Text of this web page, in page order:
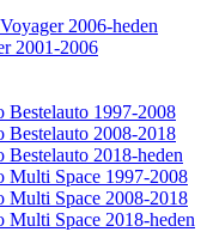
2006-heden
2001-2006
Bestelauto 1997-2008
Bestelauto 2008-2018
2018-heden
Multi Space 1997-2008
Multi Space 2008-2018
Multi Space 2018-heden